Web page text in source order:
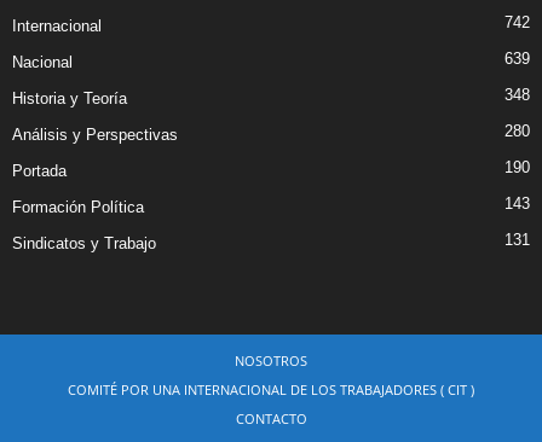
Internacional 742
Nacional 639
Historia y Teoría 348
Análisis y Perspectivas 280
Portada 190
Formación Política 143
Sindicatos y Trabajo 131
NOSOTROS
COMITÉ POR UNA INTERNACIONAL DE LOS TRABAJADORES ( CIT )
CONTACTO